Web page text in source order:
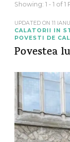
Showing: 1 - 1 of 1
UPDATED ON 11
CALATORII IN
POVESTI DE
Povestea